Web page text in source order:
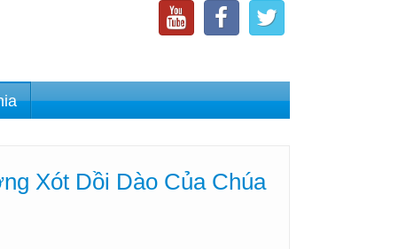
Xót Dồi Dào Của Chúa